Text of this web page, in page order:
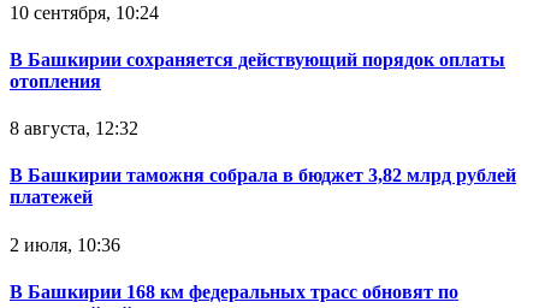
10 сентября, 10:24
В Башкирии сохраняется действующий порядок оплаты
отопления
8 августа, 12:32
В Башкирии таможня собрала в бюджет 3,82 млрд рублей
платежей
2 июля, 10:36
В Башкирии 168 км федеральных трасс обновят по